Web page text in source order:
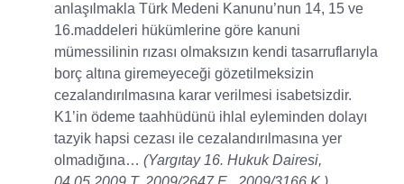
anlaşılmakla Türk Medeni Kanunu’nun 14, 15 ve
16.maddeleri hükümlerine göre kanuni
mümessilinin rızası olmaksızın kendi tasarruflarıyla
borç altına giremeyeceği gözetilmeksizin
cezalandırılmasına karar verilmesi isabetsizdir.
K1’in ödeme taahhüdünü ihlal eyleminden dolayı
tazyik hapsi cezası ile cezalandırılmasına yer
olmadığına… (Yargıtay 16. Hukuk Dairesi,